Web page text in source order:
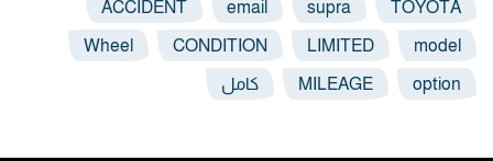
TOYOTA
supra
email
ACCIDENT
model
LIMITED
CONDITION
Wheel
option
MILEAGE كامل